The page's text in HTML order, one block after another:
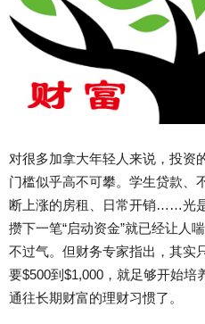
对很多加拿大年轻人来说，投资
门槛似乎高不可攀。学生贷款、
断上涨的房租、日常开销……光
攒下一笔“启动资金”就已经让人喘
不过气。但财务专家指出，其实
要$500到$1,000，就足够开始培
通往长期财富的理财习惯了。